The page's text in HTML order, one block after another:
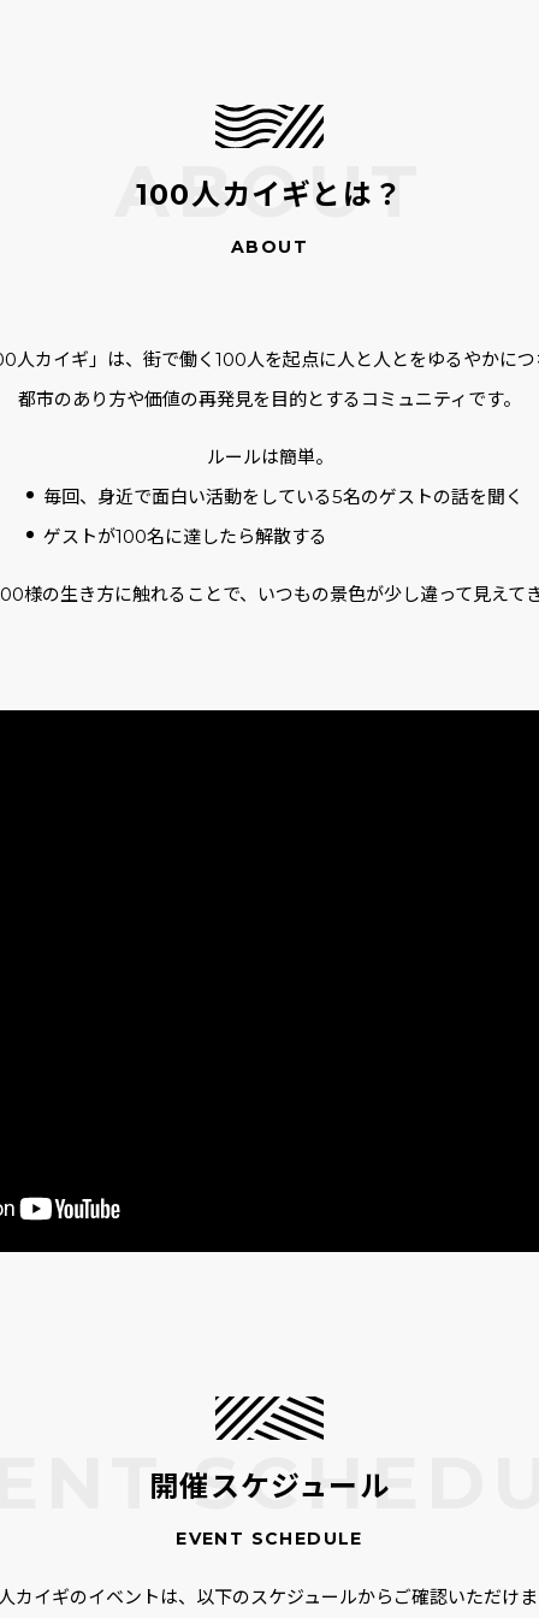
100人カイギとは？
人カイギ」は、街で働く100人を起点に人と人とをゆるやかに
都市のあり方や価値の再発見を目的とするコミュニティです。
ルールは簡単。
毎回、身近で面白い活動をしている5名のゲストの話を聞く
ゲストが100名に達したら解散する
様の生き方に触れることで、いつもの景色が少し違って見えて
開催スケジュール
カイギのイベントは、以下のスケジュールからご確認いただけ